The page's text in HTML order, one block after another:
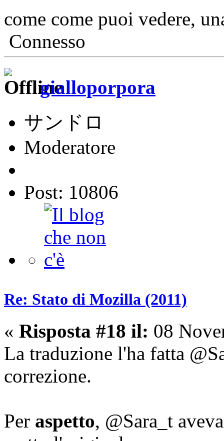
come come puoi vedere,
Connesso
gialloporpora
サンドロ
Moderatore
Post: 10806
Re: Stato di Mozilla (2011)
« Risposta #18 il: 08
La traduzione l'ha fatta
correzione.
Per aspetto, @Sara_t